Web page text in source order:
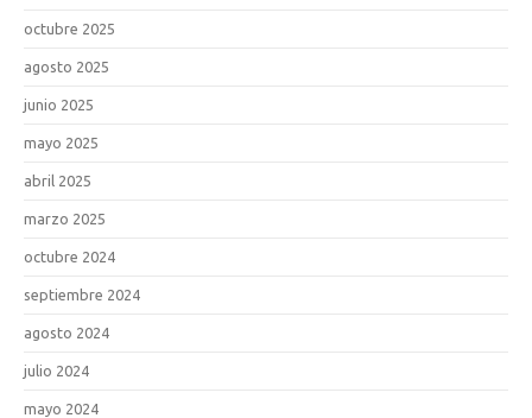
octubre 2025
agosto 2025
junio 2025
mayo 2025
abril 2025
marzo 2025
octubre 2024
septiembre 2024
agosto 2024
julio 2024
mayo 2024